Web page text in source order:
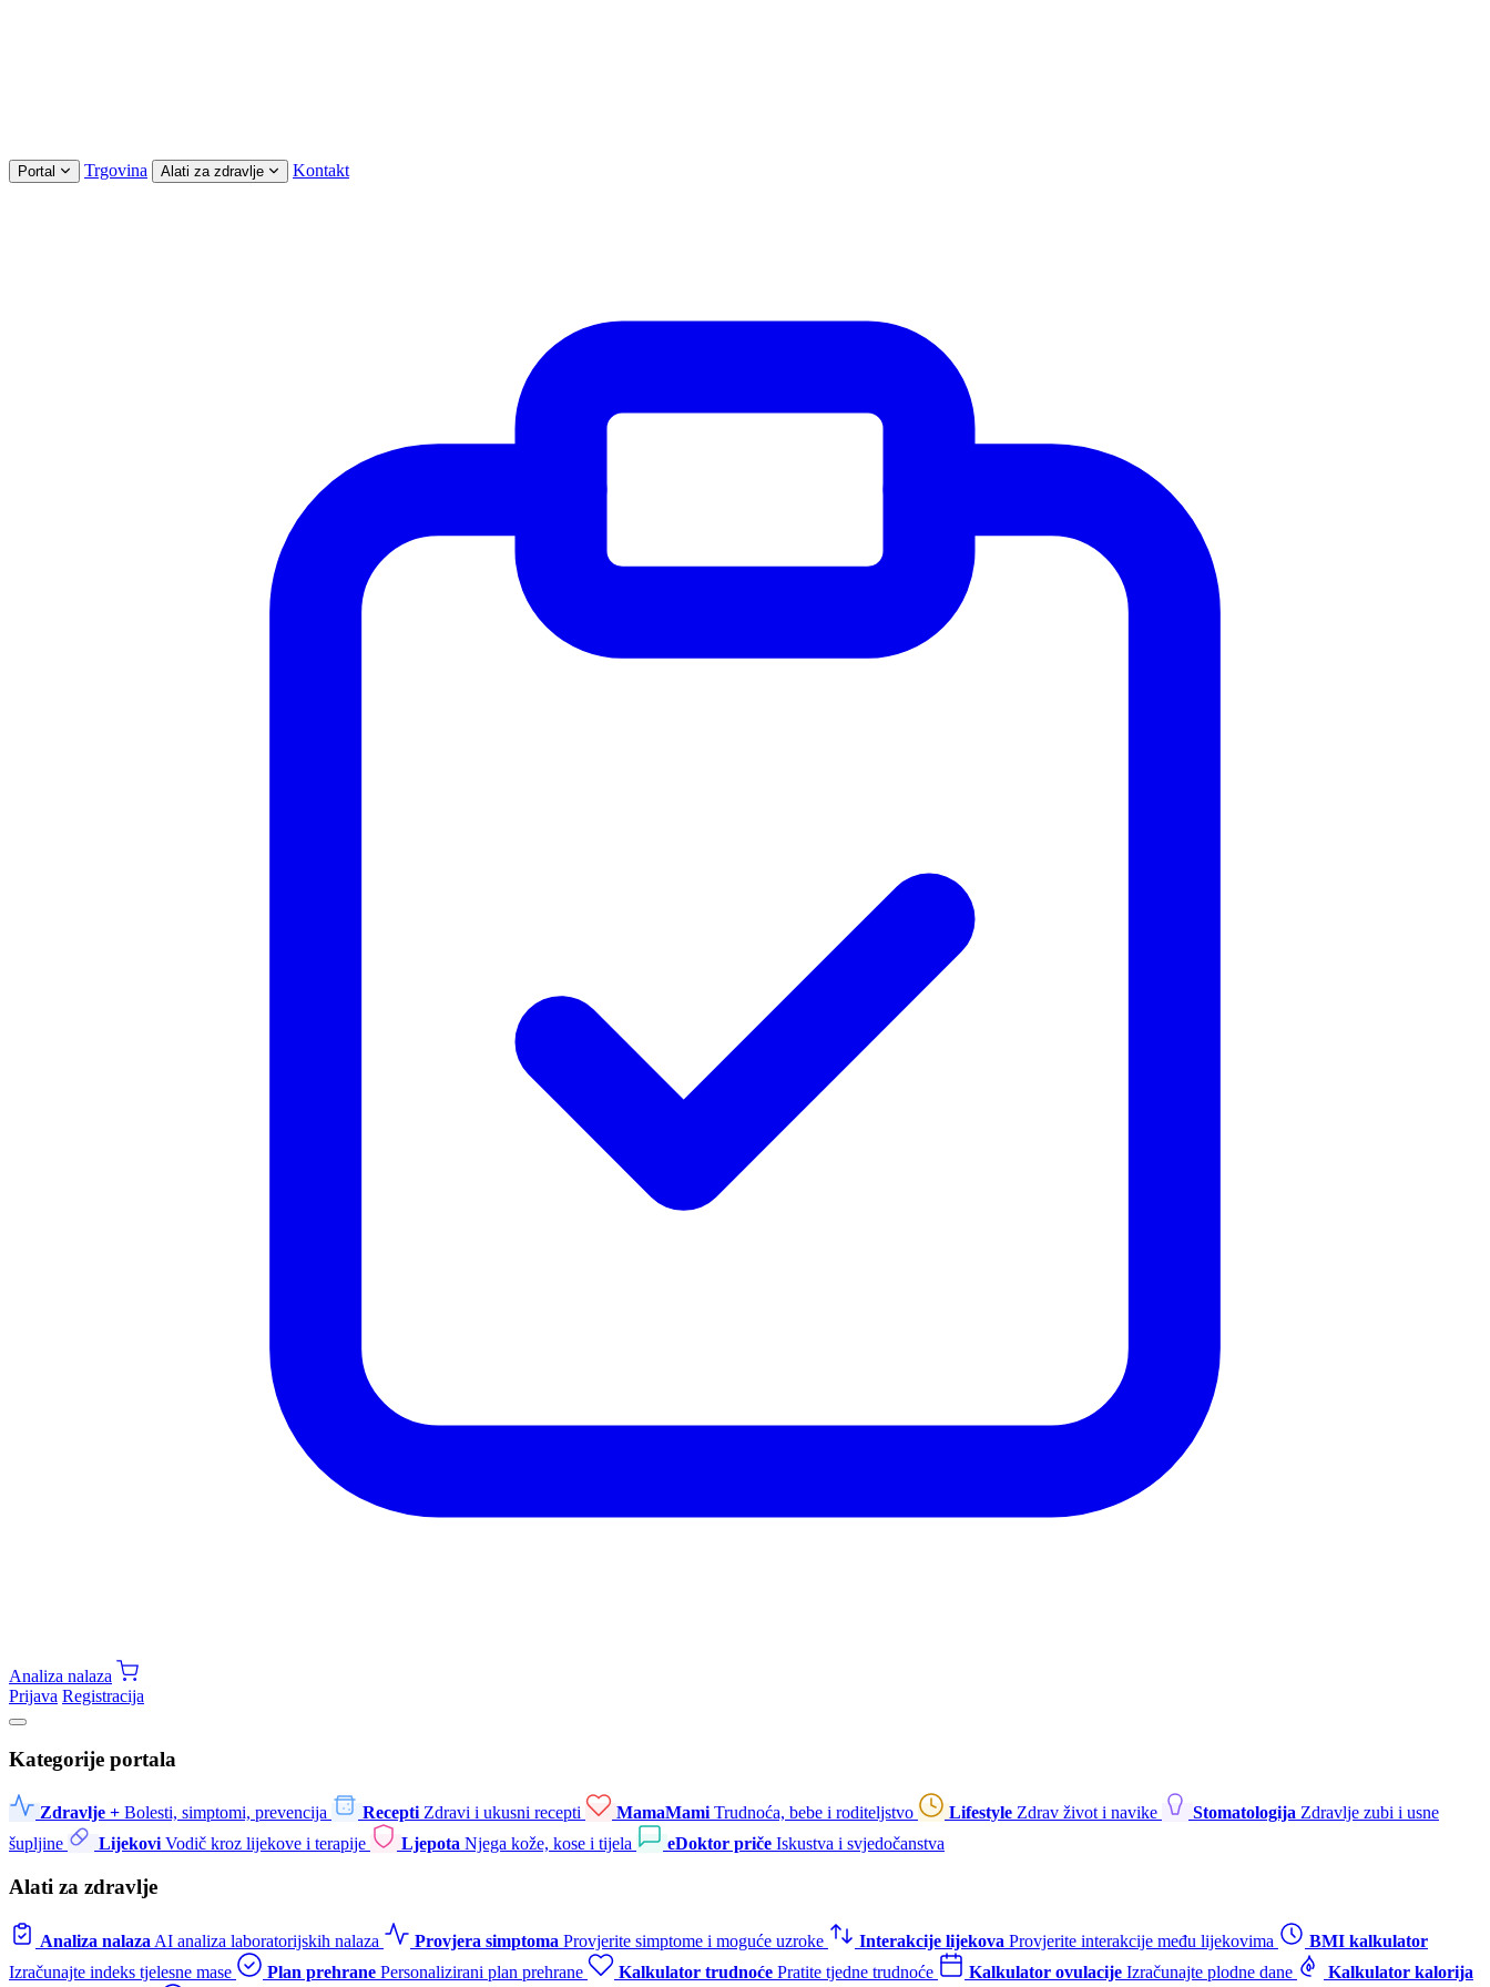
Portal Trgovina Alati za zdravlje Kontakt
Analiza nalaza
Prijava Registracija
Kategorije portala
Zdravlje + Bolesti, simptomi, prevencija Recepti Zdravi i ukusni recepti MamaMami Trudnoća, bebe i roditeljstvo Lifestyle Zdrav život i navike Stomatologija Zdravlje zubi i usne
šupljine
Lijekovi Vodič kroz lijekove i terapije Ljepota Njega kože, kose i tijela eDoktor priče Iskustva i svjedočanstva
Alati za zdravlje
Analiza nalaza AI analiza laboratorijskih nalaza Provjera simptoma Provjerite simptome i moguće uzroke Interakcije lijekova Provjerite interakcije među lijekovima
BMI kalkulator
Izračunajte indeks tjelesne mase
Plan prehrane Personalizirani plan prehrane Kalkulator trudnoće Pratite tjedne trudnoće Kalkulator ovulacije Izračunajte plodne dane
Kalkulator kalorija